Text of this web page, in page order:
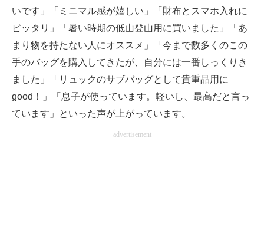
いです」「ミニマル感が嬉しい」「財布とスマホ入れに
ピッタリ」「暑い時期の低山登山用に買いました」「あ
まり物を持たない人にオススメ」「今まで数多くのこの
手のバッグを購入してきたが、自分には一番しっくりき
ました」「リュックのサブバッグとして貴重品用に
good！」「息子が使っています。軽いし、最高だと言っ
ています」といった声が上がっています。
advertisement